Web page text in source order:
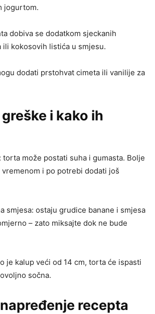
jogurtom.
dobiva se dodatkom sjeckanih
ili kokosovih listića u smjesu.
dodati prstohvat cimeta ili vanilije za
i kako ih
može postati suha i gumasta. Bolje
i po potrebi dodati još
smjesa: ostaju grudice banane i smjesa
– zato miksajte dok ne bude
je kalup veći od 14 cm, torta će ispasti
sočna.
recepta